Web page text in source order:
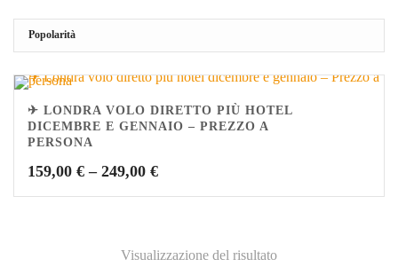
✈ LONDRA VOLO DIRETTO PIÙ HOTEL
DICEMBRE E GENNAIO – PREZZO A
PERSONA
159,00 € – 249,00 €
Visualizzazione del risultato